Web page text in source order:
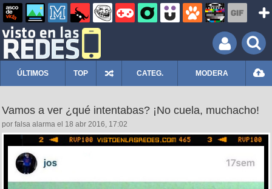
ÚLTIMOS TOP CATEG. MODERA
Vamos a ver ¿qué intentabas? ¡No cuela, muchacho!
por falsa alarma el 18 abr 2016, 17:02